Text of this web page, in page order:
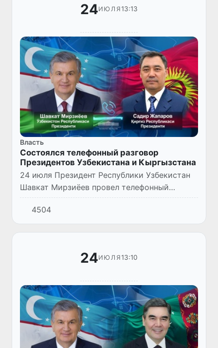
24ИЮЛЯ13:13
Власть
Состоялся телефонный разговор
Президентов Узбекистана и Кыргызстана
24 июля Президент Республики Узбекистан
Шавкат Мирзиёев провел телефонный
разговор с Президентом Кыргызской
Республики Садыром Жапаровым.
4504
24ИЮЛЯ13:10